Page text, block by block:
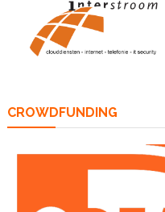
CROWDFUNDING